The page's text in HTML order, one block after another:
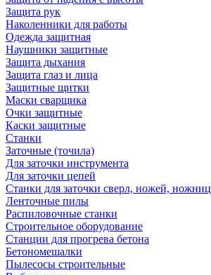
Защита рук
Наколенники для работы
Одежда защитная
Наушники защитные
Защита дыхания
Защита глаз и лица
Защитные щитки
Маски сварщика
Очки защитные
Каски защитные
Станки
Заточные (точила)
Для заточки инструмента
Для заточки цепей
Станки для заточки сверл, ножей, ножниц
Ленточные пилы
Распиловочные станки
Строительное оборудование
Станции для прогрева бетона
Бетономешалки
Пылесосы строительные